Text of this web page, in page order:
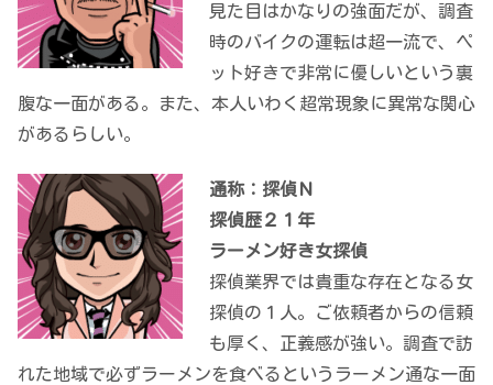
見た目はかなりの強面だが、調査
時のバイクの運転は超一流で、ペ
ット好きで非常に優しいという裏
腹な一面がある。また、本人いわく超常現象に異常な関心
があるらしい。
通称：探偵Ｎ
探偵歴２１年
ラーメン好き女探偵
探偵業界では貴重な存在となる女
探偵の１人。ご依頼者からの信頼
も厚く、正義感が強い。調査で訪
れた地域で必ずラーメンを食べるというラーメン通な一面